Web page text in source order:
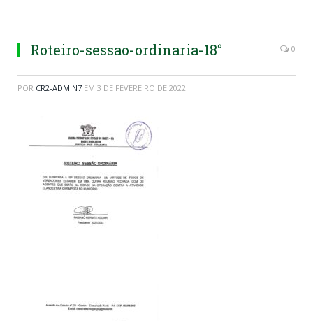
Roteiro-sessao-ordinaria-18° 0
POR CR2-ADMIN7 EM 3 DE FEVEREIRO DE 2022